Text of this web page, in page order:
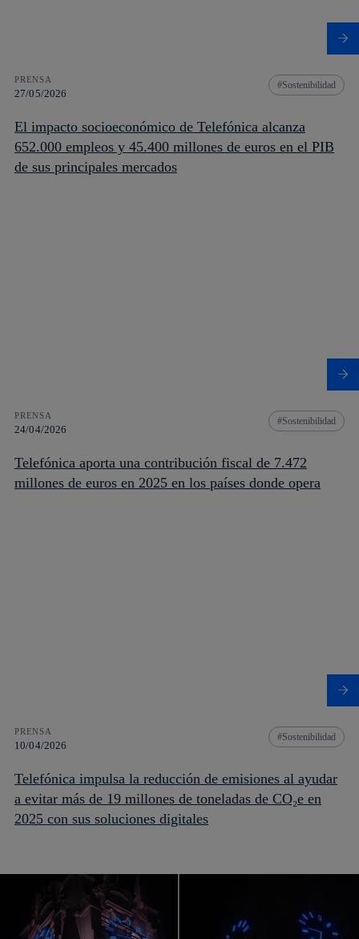
PRENSA
27/05/2026
Sostenibilidad
El impacto socioeconómico de Telefónica alcanza
652.000 empleos y 45.400 millones de euros en el PIB
de sus principales mercados
PRENSA
24/04/2026
Sostenibilidad
Telefónica aporta una contribución fiscal de 7.472
millones de euros en 2025 en los países donde opera
PRENSA
10/04/2026
Sostenibilidad
Telefónica impulsa la reducción de emisiones al ayudar
a evitar más de 19 millones de toneladas de CO₂e en
2025 con sus soluciones digitales